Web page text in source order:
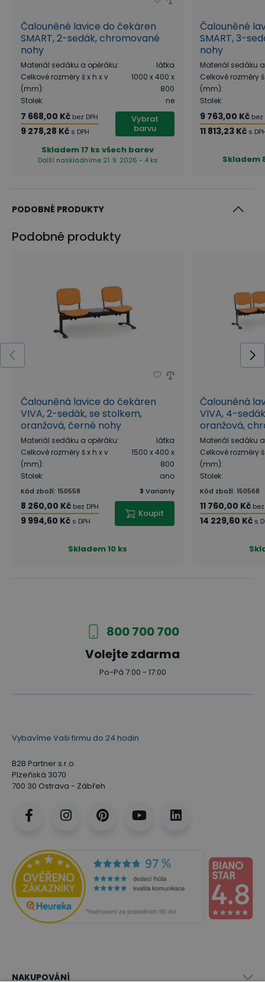
Čalouněné lavice do čekáren
SMART, 2-sedák, chromované
nohy
Materiál sedáku a opěráku:
látka
Celkové rozměry š x h x v
(mm):
1000 x 400 x
800
Stolek: ne
7 668,00 Kč bez DPH
9 278,28 Kč s DPH
Vybrat
barvu
Skladem17 ks všech barev
Další naskladníme 21. 9. 2026 - 4 ks
Čalouněné
SMART, 3-
nohy
Materiál sedáku
Celkové rozměry
(mm):
Stolek:
9 763,00 Kč bez
11 813,23 Kč s
Skladem
PODOBNÉ PRODUKTY
Podobné produkty
Čalouněná lavice do čekáren
VIVA, 2-sedák, se stolkem,
oranžová, černé nohy
Materiál sedáku a opěráku:
látka
Celkové rozměry š x h x v
(mm):
1500 x 400 x
800
Stolek: ano
Kód zboží: 150558 3 Varianty
8 260,00 Kč bez DPH
9 994,60 Kč s DPH
Koupit
Skladem10 ks
Čalouněná
VIVA, 4-
oranžová,
Materiál sedáku
Celkové rozměry
(mm):
Stolek:
Kód zboží: 150568
11 760,00 Kč bez
14 229,60 Kč s
800 700 700
Volejte zdarma
Po-Pá 7:00 - 17:00
Vybavíme Vaši firmu do 24 hodin
B2B Partner s.r.o.
Plzeňská 3070
700 30 Ostrava - Zábřeh
NAKUPOVÁNÍ